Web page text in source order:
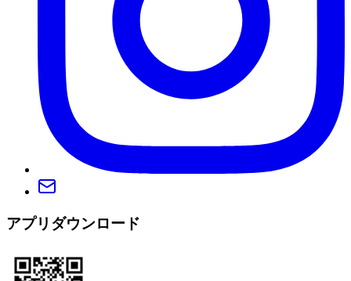
アプリダウンロード